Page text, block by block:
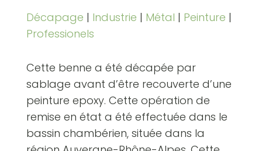
Décapage | Industrie | Métal | Peinture |
Professionels
Cette benne a été décapée par
sablage avant d’être recouverte d’une
peinture epoxy. Cette opération de
remise en état a été effectuée dans le
bassin chambérien, située dans la